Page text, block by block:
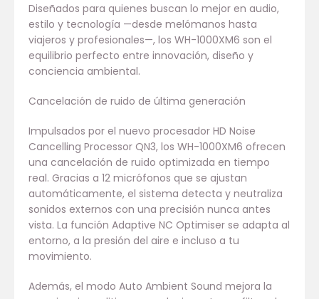
Diseñados para quienes buscan lo mejor en audio,
estilo y tecnología —desde melómanos hasta
viajeros y profesionales—, los WH-1000XM6 son el
equilibrio perfecto entre innovación, diseño y
conciencia ambiental.
Cancelación de ruido de última generación
Impulsados por el nuevo procesador HD Noise
Cancelling Processor QN3, los WH-1000XM6 ofrecen
una cancelación de ruido optimizada en tiempo
real. Gracias a 12 micrófonos que se ajustan
automáticamente, el sistema detecta y neutraliza
sonidos externos con una precisión nunca antes
vista. La función Adaptive NC Optimiser se adapta al
entorno, a la presión del aire e incluso a tu
movimiento.
Además, el modo Auto Ambient Sound mejora la